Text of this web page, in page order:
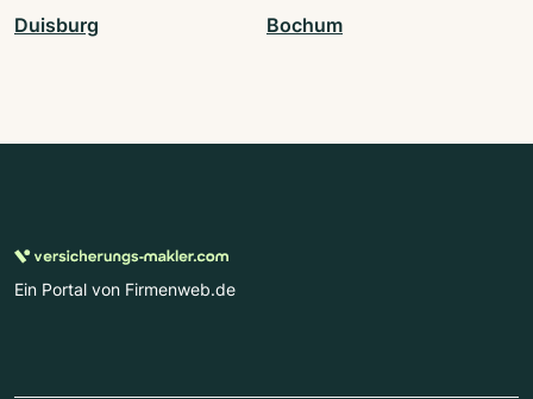
Duisburg Bochum
Ein Portal von Firmenweb.de